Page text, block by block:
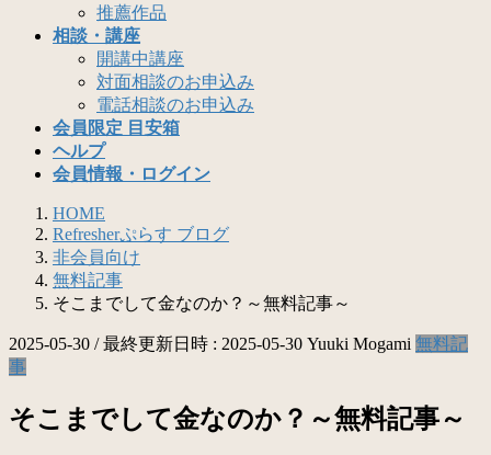
推薦作品
相談・講座
開講中講座
対面相談のお申込み
電話相談のお申込み
会員限定 目安箱
ヘルプ
会員情報・ログイン
HOME
Refresherぷらす ブログ
非会員向け
無料記事
そこまでして金なのか？～無料記事～
2025-05-30 / 最終更新日時 : 2025-05-30 Yuuki Mogami 無料記
事
そこまでして金なのか？～無料記事～